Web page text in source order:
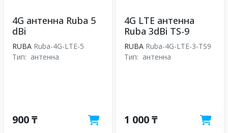
4G антенна Ruba 5
dBi
RUBA Ruba-4G-LTE-5
Тип: антенна
900 ₸
4G LTE антенна
Ruba 3dBi TS-9
RUBA Ruba-4G-LTE-3-TS9
Тип: антенна
1 000 ₸